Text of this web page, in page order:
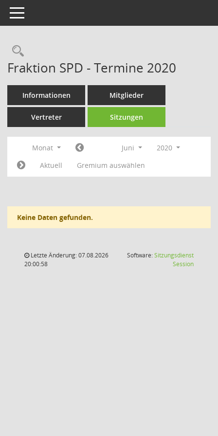
Toggle navigation
Rechercheauswahl
Fraktion SPD - Termine 2020
Informationen Mitglieder
Vertreter Sitzungen
Monat Juni
2020
Aktuell
Gremium auswählen
Keine Daten gefunden.
Letzte Änderung: 07.08.2026
20:00:58
Software:Sitzungsdienst
Session(Wird in